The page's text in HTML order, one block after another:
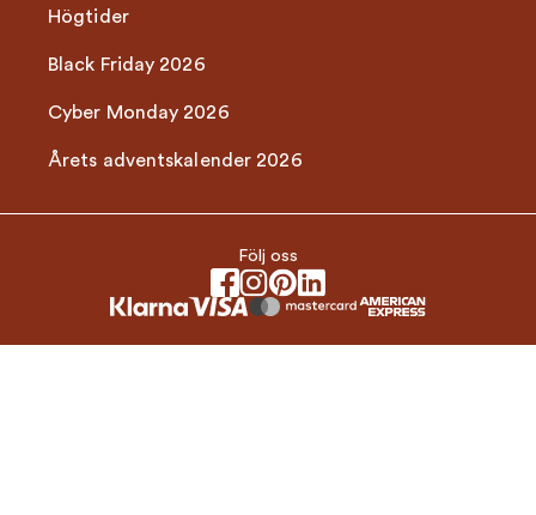
Högtider
Black Friday 2026
Cyber Monday 2026
Årets adventskalender 2026
Följ oss